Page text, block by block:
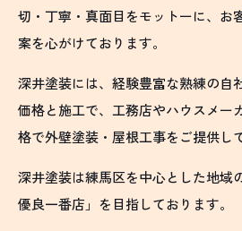
切・丁寧・真面目をモットーに、お
案を心がけております。
深井塗装には、経験豊富な熟練の自
価格と施工で、工務店やハウスメー
格で外壁塗装・屋根工事をご提供し
深井塗装は練馬区を中心とした地域
優良一番店」を目指しております。